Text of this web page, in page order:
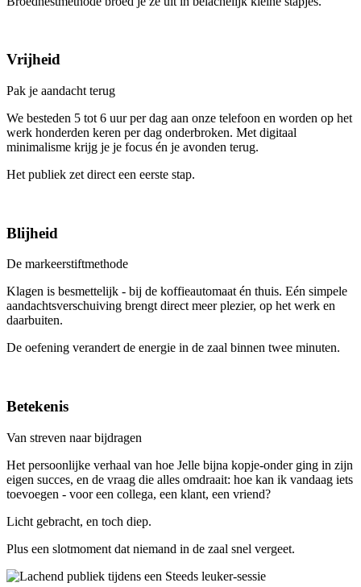
Vrijheid
Pak je aandacht terug
We besteden 5 tot 6 uur per dag aan onze telefoon en worden op het
werk honderden keren per dag onderbroken. Met digitaal
minimalisme krijg je je focus én je avonden terug.
Het publiek zet direct een eerste stap.
Blijheid
De markeerstiftmethode
Klagen is besmettelijk - bij de koffieautomaat én thuis. Eén simpele
aandachtsverschuiving brengt direct meer plezier, op het werk en
daarbuiten.
De oefening verandert de energie in de zaal binnen twee minuten.
Betekenis
Van streven naar bijdragen
Het persoonlijke verhaal van hoe Jelle bijna kopje-onder ging in zijn
eigen succes, en de vraag die alles omdraait: hoe kan ik vandaag iets
toevoegen - voor een collega, een klant, een vriend?
Licht gebracht, en toch diep.
Plus een slotmoment dat niemand in de zaal snel vergeet.